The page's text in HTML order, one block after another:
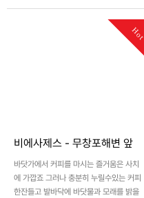
Hot
비에사제스 - 무창포해변 앞
바닷가에서 커피를 마시는 즐거움은 사치
에 가깝죠 그러나 충분히 누릴수있는 커피
한잔들고 발바닥에 바닷물과 모래를 밝을